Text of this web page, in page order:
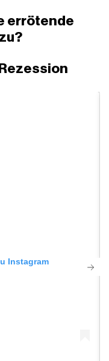
errötende
Instagram